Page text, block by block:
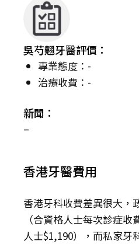
吳芍翹牙醫評價：
專業態度：-
治療收費：-
新聞：
–
香港牙醫費用
香港牙科收費差異很大，
（合資格人士每次診症
人士$1,190），而私家牙